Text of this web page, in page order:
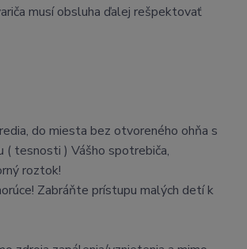
musí obsluha ďalej rešpektovať
do miesta bez otvoreného ohňa s
tesnosti ) Vášho spotrebiča,
roztok!
Zabráňte prístupu malých detí k